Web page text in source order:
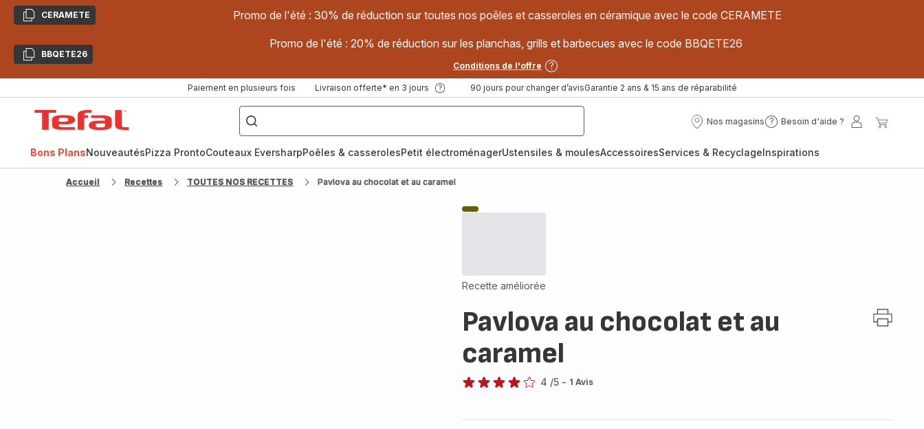
CopierCERAMETE Promo de l'été : 30% de réduction sur toutes nos poêles et casseroles en céramique avec le code CERAMETE
CopierBBQETE26
Promo de l'été : 20% de réduction sur les planchas, grills et barbecues avec le code BBQETE26
Conditions de l'offre
Paiement en plusieurs fois Livraison offerte* en 3 jours 90 jours pour changer d’avisGarantie 2 ans & 15 ans de réparabilité
["Poêles
inox,
Cake
Factory,
Nos magasins
Nos
Besoin d'aide ?
Besoin
?
Mon
Bons PlansNouveautésPizza ProntoCouteaux EversharpPoêles & casserolesPetit électroménagerUstensiles & moulesAccessoiresServices & RecyclageInspirations
Accueil Recettes TOUTES NOS RECETTES Pavlova au chocolat et au caramel
Recette améliorée
Pavlova au chocolat et au
caramel
étoiles
4 /5 - 1 Avis